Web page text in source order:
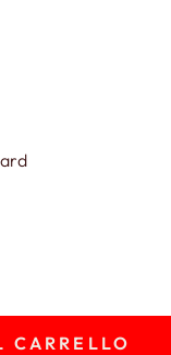
CARRELLO